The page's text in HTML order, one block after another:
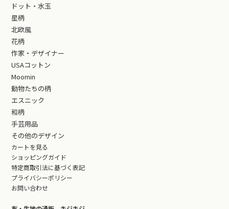
ドット・水玉
星柄
北欧風
花柄
作家・デザイナー
USAコットン
Moomin
動物たちの柄
エスニック
和柄
手芸用品
その他のデザイン
カートを見る
ショッピングガイド
特定商取引法に基づく表記
プライバシーポリシー
お問い合わせ